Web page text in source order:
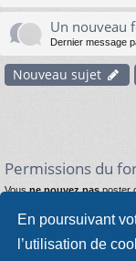
En poursuivant
l’utilisation de
Un nouveau
Dernier message
Nouveau sujet
Permissions du
Vousne pouvez pasposter
Vousne pouvez pas
Vousne pouvez pas
Vous ne pouvez pasjoindre